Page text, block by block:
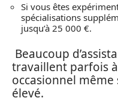
Si vous êtes
spécialisations
jusqu’à 25 000 €.
Beaucoup
travaillent parfois
occasionnel
élevé.